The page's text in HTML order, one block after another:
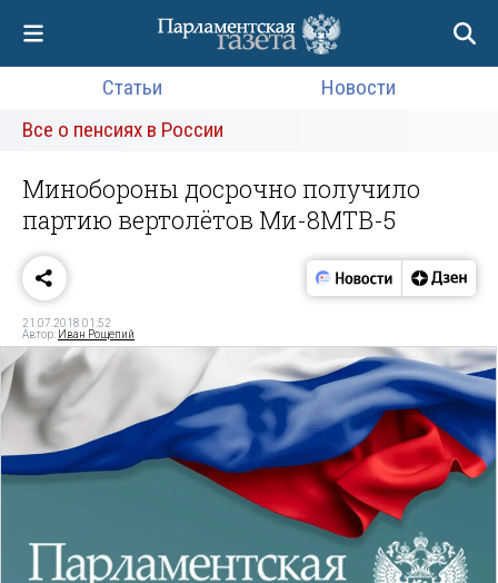
Статьи
Новости
Все о пенсиях в России
Минобороны досрочно получило
партию вертолётов Ми-8МТВ-5
21.07.2018 01:52
Автор: Иван Рощепий